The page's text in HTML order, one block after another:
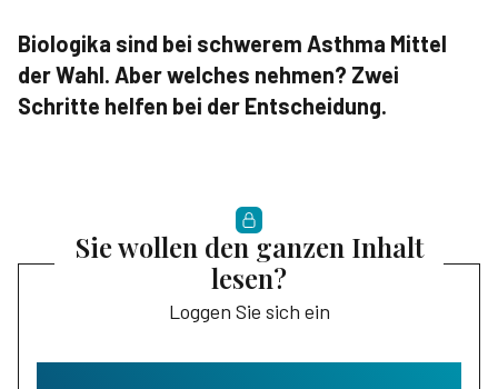
Biologika sind bei schwerem Asthma Mittel
der Wahl. Aber welches nehmen? Zwei
Schritte helfen bei der Entscheidung.
Sie wollen den ganzen Inhalt
lesen?
Loggen Sie sich ein